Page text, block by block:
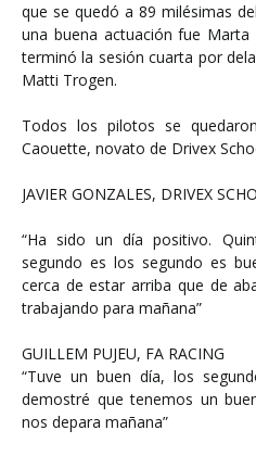
que se quedó a 89 milésimas
una buena actuación fue
terminó la sesión cuarta por
Matti Trogen.
Todos los pilotos se
Caouette, novato de Drivex
JAVIER GONZALES, DRIVEX
“Ha sido un día positivo.
segundo es los segundo es
cerca de estar arriba que de
trabajando para mañana”
GUILLEM PUJEU, FA RACING
“Tuve un buen día, los
demostré que tenemos un
nos depara mañana”